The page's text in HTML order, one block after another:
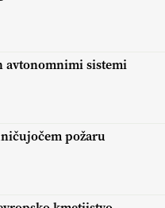
avtonomnimi sistemi
požaru